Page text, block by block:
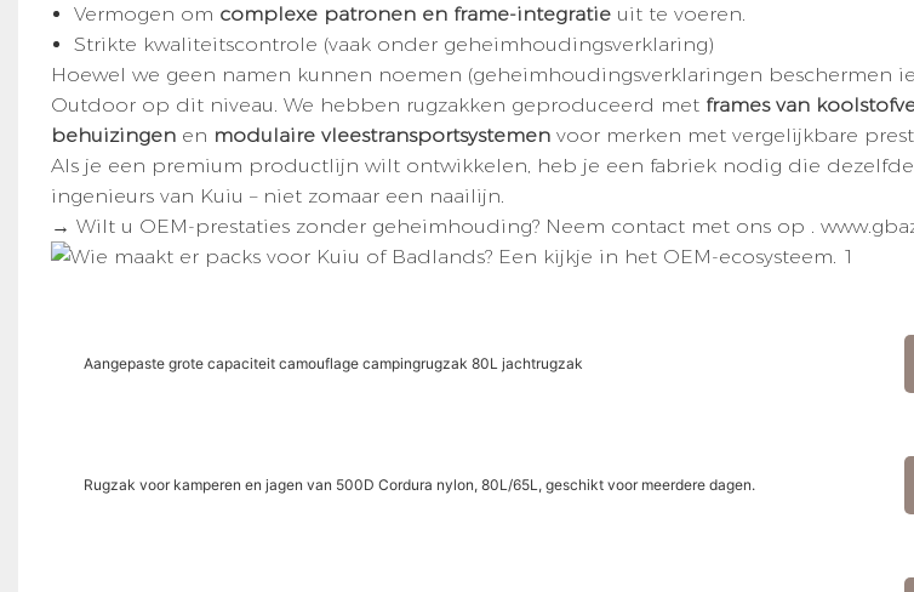
Vermogen om complexe patronen en frame-integratie uit te voeren.
Strikte kwaliteitscontrole (vaak onder geheimhoudingsverklaring)
Hoewel we geen namen kunnen noemen (geheimhoudingsverklaringen beschermen
Outdoor op dit niveau. We hebben rugzakken geproduceerd met frames van
behuizingenen modulaire vleestransportsystemenvoor merken met vergelijkbare
Als je een premium productlijn wilt ontwikkelen, heb je een fabriek nodig die dezelfde
ingenieurs van Kuiu – niet zomaar een naailijn.
→ Wilt u OEM-prestaties zonder geheimhouding? Neem contact met ons op .
Aangepaste grote capaciteit camouflage campingrugzak 80L jachtrugzak
Rugzak voor kamperen en jagen van 500D Cordura nylon, 80L/65L, geschikt voor meerdere dagen.